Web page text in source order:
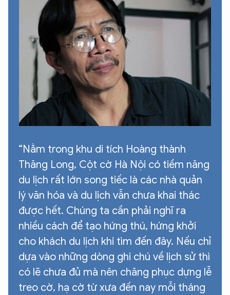
“Nằm trong khu di tích Hoàng thành
Thăng Long, Cột cờ Hà Nội có tiềm năng
du lịch rất lớn song tiếc là các nhà quản
lý văn hóa và du lịch vẫn chưa khai thác
được hết. Chúng ta cần phải nghĩ ra
nhiều cách để tạo hứng thú, hứng khởi
cho khách du lịch khi tìm đến đây. Nếu chỉ
dựa vào những dòng ghi chú về lịch sử thì
có lẽ chưa đủ mà nên chăng phục dựng lễ
treo cờ, hạ cờ từ xưa đến nay mỗi tháng